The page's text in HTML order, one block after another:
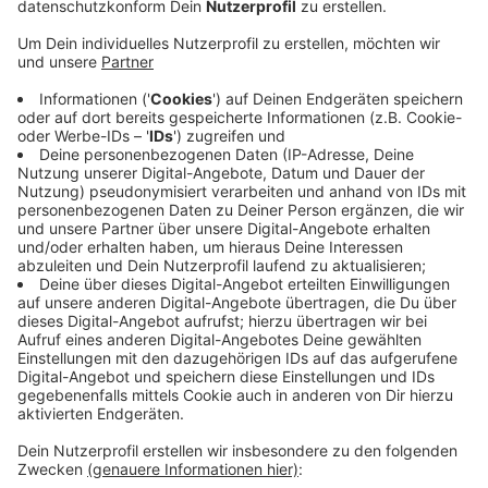
Veröffentlicht:Mittwoch, 03.02.2021 10:17
Anzeige
Nach ersten Ermittlungen müssen die Einbrecher
gestern in ein Mehrfamilienhaus auf der Straße „An der
Luisenburg“ eingedrungen und die Kellerräume
aufgebrochen haben. Tatzeitpunkt: Zwischen 9 Uhr
morgens und 22 Uhr abends. Geklaut wurde offenbar
nichts. Wer gestern etwas Verdächtiges in der Gegend
beobachtet hat wird gebeten sich bei der Polizei zu
melden.
Hinweise an: 0221 229-0 oder per E-Mail unter
poststelle.koeln@polizei.nrw.de
Anzeige